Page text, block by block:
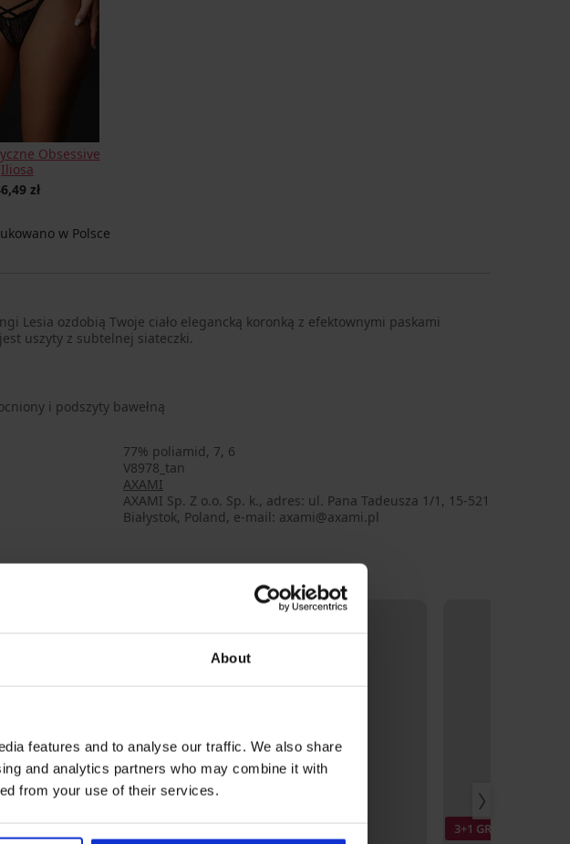
About
features and to analyse our traffic. We also share
and analytics partners who may combine it with
from your use of their services.
Obsessive
Iliosa
zł
w Polsce
Lesia ozdobią Twoje ciało elegancką koronką z efektownymi paskami
uszyty z subtelnej siateczki.
i podszyty bawełną
77% poliamid, 7, 6
V8978_tan
AXAMI
AXAMI Sp. Z o.o. Sp. k., adres: ul. Pana Tadeusza 1/1, 15-521
Białystok, Poland, e-mail: axami@axami.pl
-25% ALL25
3+1 GRATIS
3+1 GRATIS